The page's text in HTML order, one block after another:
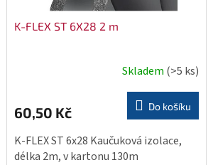
K-FLEX ST 6X28 2 m
Skladem (>5 ks)
60,50 Kč Do košíku
K-FLEX ST 6x28 Kaučuková izolace,
délka 2m, v kartonu 130m